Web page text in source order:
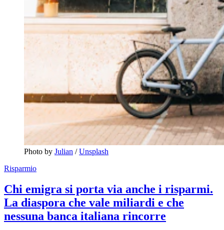
Photo by Julian / Unsplash
Risparmio
Chi emigra si porta via anche i risparmi.
La diaspora che vale miliardi e che
nessuna banca italiana rincorre